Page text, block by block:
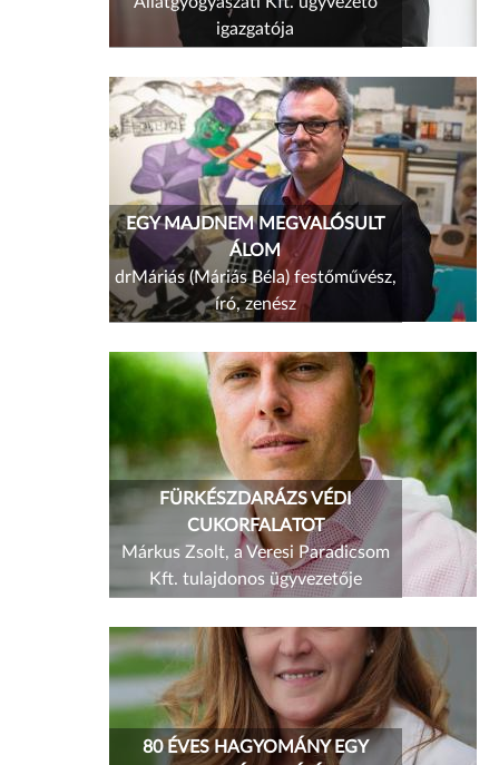
igazgatója
EGY MAJDNEM MEGVALÓSULT
ÁLOM
drMáriás (Máriás Béla) festőművész,
író, zenész
FÜRKÉSZDARÁZS VÉDI
CUKORFALATOT
Márkus Zsolt, a Veresi Paradicsom
Kft. tulajdonos ügyvezetője
80 ÉVES HAGYOMÁNY EGY